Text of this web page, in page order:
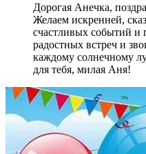
Дорогая Анечка,
Желаем искренней,
счастливых событий и
радостных встреч и
каждому солнечному
для тебя, милая Аня!